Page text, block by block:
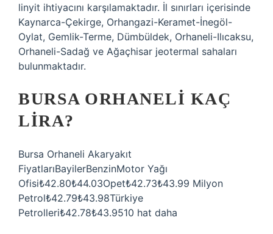
linyit ihtiyacını karşılamaktadır. İl sınırları içerisinde
Kaynarca-Çekirge, Orhangazi-Keramet-İnegöl-
Oylat, Gemlik-Terme, Dümbüldek, Orhaneli-Ilıcaksu,
Orhaneli-Sadağ ve Ağaçhisar jeotermal sahaları
bulunmaktadır.
BURSA ORHANELI KAÇ
LIRA?
Bursa Orhaneli Akaryakıt
FiyatlarıBayilerBenzinMotor Yağı
Ofisi₺42.80₺44.03Opet₺42.73₺43.99 Milyon
Petrol₺42.79₺43.98Türkiye
Petrolleri₺42.78₺43.9510 hat daha